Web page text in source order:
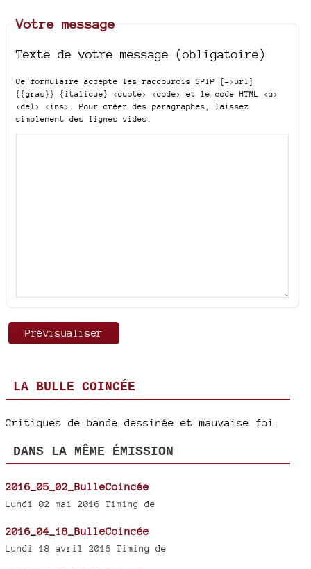
Votre message
Texte de votre message (obligatoire)
Ce formulaire accepte les raccourcis SPIP
[->url]
{{gras}} {italique} <quote> <code>
et le code HTML <q>
<del> <ins>
. Pour créer des paragraphes, laissez
simplement des lignes vides.
LA BULLE COINCÉE
Critiques de bande-dessinée et mauvaise foi.
DANS LA MÊME ÉMISSION
2016_05_02_BulleCoincée
Lundi 02 mai 2016 Timing de
2016_04_18_BulleCoincée
Lundi 18 avril 2016 Timing de